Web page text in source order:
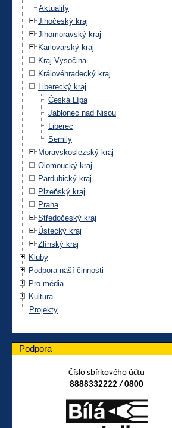
Aktuality
Jihočeský kraj
Jihomoravský kraj
Karlovarský kraj
Kraj Vysočina
Královéhradecký kraj
Liberecký kraj
Česká Lípa
Jablonec nad Nisou
Liberec
Semily
Moravskoslezský kraj
Olomoucký kraj
Pardubický kraj
Plzeňský kraj
Praha
Středočeský kraj
Ústecký kraj
Zlínský kraj
Kluby
Podpora naší činnosti
Pro média
Kultura
Projekty
Podpora
Číslo sbírkového účtu
8888332222 / 0800